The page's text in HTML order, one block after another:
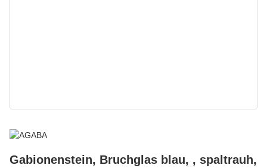
Gabionenstein, Bruchglas blau, , spaltrauh,